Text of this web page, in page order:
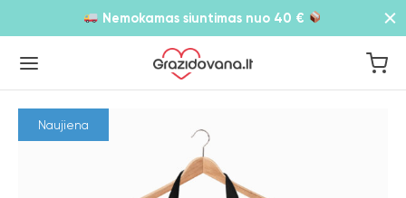
Nemokamas siuntimas nuo 40 €
Naujiena